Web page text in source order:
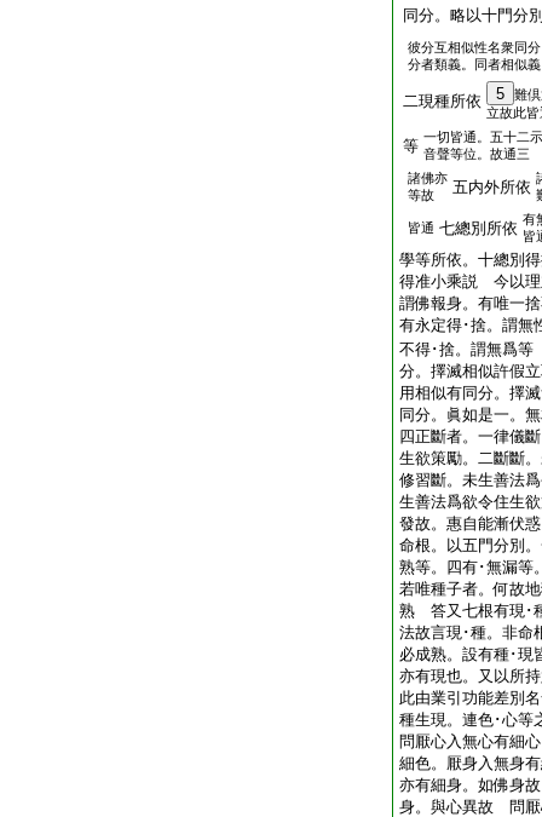
同分。略以十門
彼分互相似性名衆同
分者類義。同者相似
二現種所依 5
難
立故此
等 一切皆通。五十二示
音聲等位。故通三
諸佛亦
等故
五内外所依
皆通 七總別所依 有
皆
學等所依。十總別
得准小乘説 今以理
謂佛報身。有唯一
有永定得･捨。謂無
不得･捨。謂無爲
分。擇滅相似許假
用相似有同分。擇
同分。眞如是一。
四正斷者。一律儀
生欲策勵。二斷斷
修習斷。未生善法
生善法爲欲令住生
發故。惠自能漸伏
命根。以五門分別
熟等。四有･無漏等
若唯種子者。何故
熟 答又七根有現･
法故言現･種。非命
必成熟。設有種･現
亦有現也。又以所
此由業引功能差別
種生現。連色･心
問厭心入無心有細
細色。厭身入無身
亦有細身。如佛身
身。與心異故 問厭